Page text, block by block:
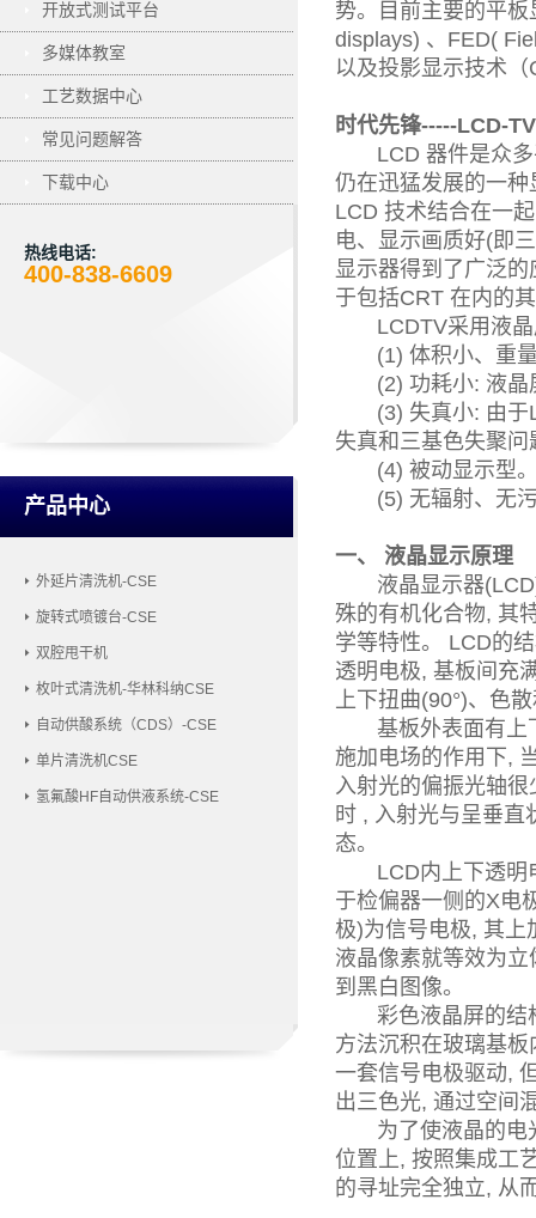
开放式测试平台
多媒体教室
工艺数据中心
常见问题解答
下载中心
热线电话:
400-838-6609
产品中心
外延片清洗机-CSE
旋转式喷镀台-CSE
双腔甩干机
枚叶式清洗机-华林科纳CSE
自动供酸系统（CDS）-CSE
单片清洗机CSE
氢氟酸HF自动供液系统-CSE
势。目前主要的平
displays) 、FED(
以及投影显示技术
时代先锋-----LCD-TV
LCD 器件是众多
仍在迅猛发展的一
LCD 技术结合在一
电、显示画质好(即
显示器得到了广泛
于包括CRT 在内的
LCDTV采用液晶
(1) 体积小、重量
(2) 功耗小: 液晶
(3) 失真小: 由于
失真和三基色失聚问
(4) 被动显示型
(5) 无辐射、无
一、 液晶显示原理
液晶显示器(LCD)
殊的有机化合物, 其
学等特性。 LCD的
透明电极, 基板间充
上下扭曲(90°)、色
基板外表面有上下
施加电场的作用下,
入射光的偏振光轴
时 , 入射光与呈垂直
态。
LCD内上下透明电
于检偏器一侧的X电
极)为信号电极, 其上
液晶像素就等效为
到黑白图像。
彩色液晶屏的结构
方法沉积在玻璃基
一套信号电极驱动,
出三色光, 通过空间
为了使液晶的电光
位置上, 按照集成工
的寻址完全独立, 从